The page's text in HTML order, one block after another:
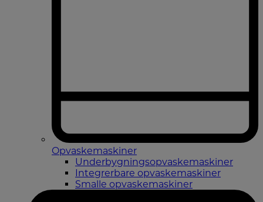
Opvaskemaskiner
Underbygningsopvaskemaskiner
Integrerbare opvaskemaskiner
Smalle opvaskemaskiner